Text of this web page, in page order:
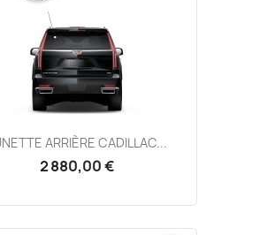
ARRIÈRE CADILLAC...
2 880,00 €